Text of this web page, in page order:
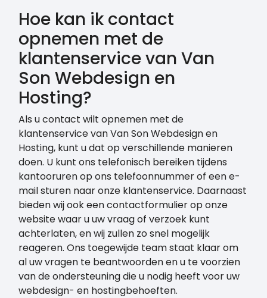
Hoe kan ik contact
opnemen met de
klantenservice van Van
Son Webdesign en
Hosting?
Als u contact wilt opnemen met de
klantenservice van Van Son Webdesign en
Hosting, kunt u dat op verschillende manieren
doen. U kunt ons telefonisch bereiken tijdens
kantooruren op ons telefoonnummer of een e-
mail sturen naar onze klantenservice. Daarnaast
bieden wij ook een contactformulier op onze
website waar u uw vraag of verzoek kunt
achterlaten, en wij zullen zo snel mogelijk
reageren. Ons toegewijde team staat klaar om
al uw vragen te beantwoorden en u te voorzien
van de ondersteuning die u nodig heeft voor uw
webdesign- en hostingbehoeften.